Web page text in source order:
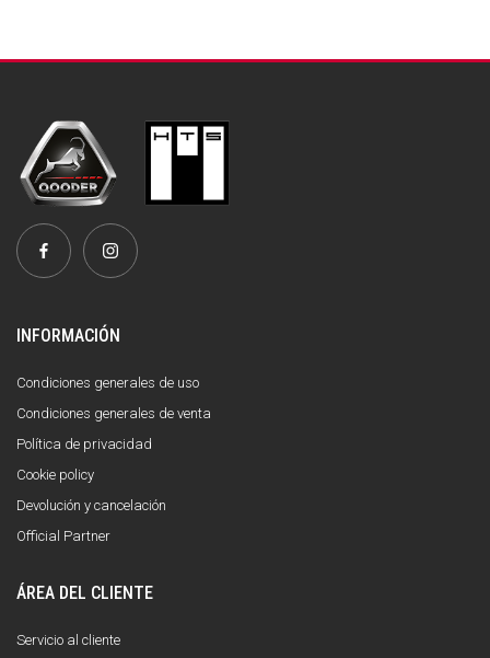
INFORMACIÓN
Condiciones generales de uso
Condiciones generales de venta
Política de privacidad
Cookie policy
Devolución y cancelación
Official Partner
ÁREA DEL CLIENTE
Servicio al cliente